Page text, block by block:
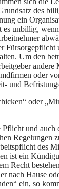
des
ein
es unbillig,
Um den
oder
und
oder
und auch
Regelungen
des
ist ein
Recht
nach Hause
ein, so